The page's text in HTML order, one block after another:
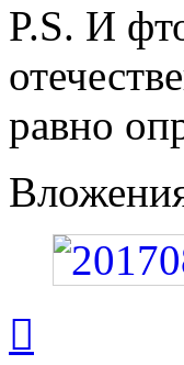
P.S. И
равно
началу